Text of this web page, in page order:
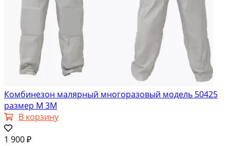
Комбинезон малярный многоразовый модель 50425
размер М 3М
В корзину
1 900 ₽